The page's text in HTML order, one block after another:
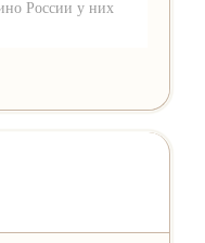
России у них